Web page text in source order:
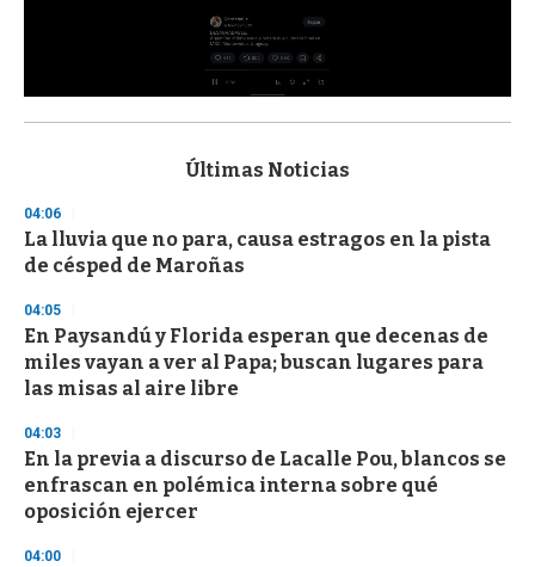
s
d
s
o
f
3
s
c
o
d
s
Últimas Noticias
04:06
La lluvia que no para, causa estragos en la pista
de césped de Maroñas
04:05
En Paysandú y Florida esperan que decenas de
miles vayan a ver al Papa; buscan lugares para
las misas al aire libre
04:03
En la previa a discurso de Lacalle Pou, blancos se
enfrascan en polémica interna sobre qué
oposición ejercer
04:00